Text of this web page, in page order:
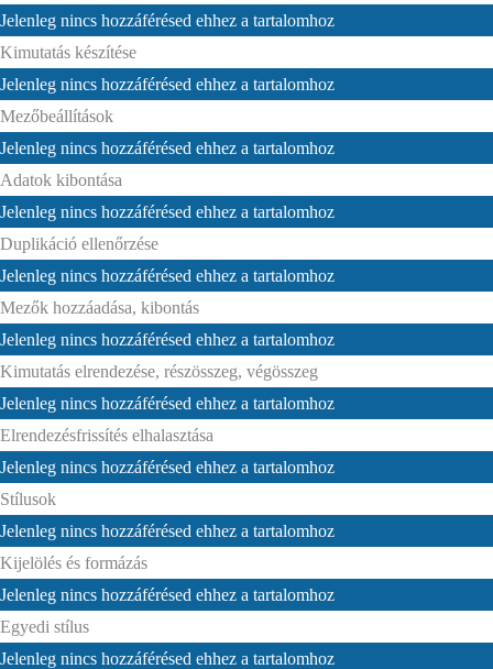
Jelenleg nincs hozzáférésed ehhez a tartalomhoz
Kimutatás készítése
Jelenleg nincs hozzáférésed ehhez a tartalomhoz
Mezőbeállítások
Jelenleg nincs hozzáférésed ehhez a tartalomhoz
Adatok kibontása
Jelenleg nincs hozzáférésed ehhez a tartalomhoz
Duplikáció ellenőrzése
Jelenleg nincs hozzáférésed ehhez a tartalomhoz
Mezők hozzáadása, kibontás
Jelenleg nincs hozzáférésed ehhez a tartalomhoz
Kimutatás elrendezése, részösszeg, végösszeg
Jelenleg nincs hozzáférésed ehhez a tartalomhoz
Elrendezésfrissítés elhalasztása
Jelenleg nincs hozzáférésed ehhez a tartalomhoz
Stílusok
Jelenleg nincs hozzáférésed ehhez a tartalomhoz
Kijelölés és formázás
Jelenleg nincs hozzáférésed ehhez a tartalomhoz
Egyedi stílus
Jelenleg nincs hozzáférésed ehhez a tartalomhoz